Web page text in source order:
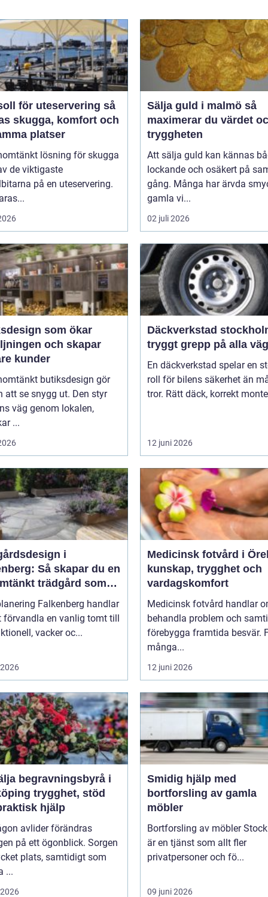
för uteservering så
skugga, komfort och
platser
lösning för skugga
de viktigaste
på en uteservering.
Sälja guld i malmö så
maximerar du värdet
tryggheten
Att sälja guld kan kännas
lockande och osäkert på
gång. Många har ärvda
gamla vi...
02 juli 2026
som ökar
och skapar
kunder
butiksdesign gör
att se snygg ut. Den styr
väg genom lokalen,
...
Däckverkstad
tryggt grepp på alla
En däckverkstad spelar en
roll för bilens säkerhet än
tror. Rätt däck, korrekt
12 juni 2026
i
Så skapar du en
trädgård som
över tid
Falkenberg handlar
förvandla en vanlig tomt till
vacker oc...
Medicinsk fotvård i
kunskap, trygghet och
vardagskomfort
Medicinsk fotvård handlar
behandla problem och
förebygga framtida besvär.
många...
12 juni 2026
begravningsbyrå i
stöd
hjälp
avlider förändras
på ett ögonblick. Sorgen
plats, samtidigt som
...
Smidig hjälp med
bortforsling av gamla
möbler
Bortforsling av möbler
är en tjänst som allt fler
privatpersoner och fö...
09 juni 2026